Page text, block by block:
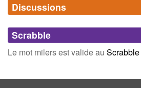
Synonymes(0)
Mots avec la même signification
Discussions
Connectez-vous inscrivez-vous
Scrabble
Le mot milers est valide au Scrabble